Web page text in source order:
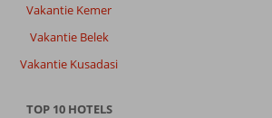
Vakantie Kemer
Vakantie Belek
Vakantie Kusadasi
TOP 10 HOTELS